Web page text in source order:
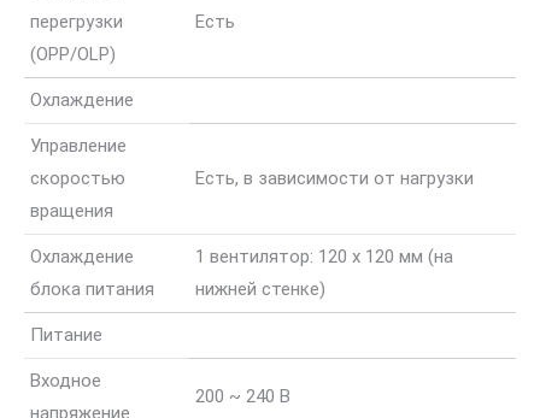
перегрузки
(OPP/OLP)
Есть
Охлаждение
Управление
скоростью
вращения
Есть, в зависимости от нагрузки
Охлаждение
блока питания
1 вентилятор: 120 x 120 мм (на
нижней стенке)
Питание
Входное
напряжение
200 ~ 240 В